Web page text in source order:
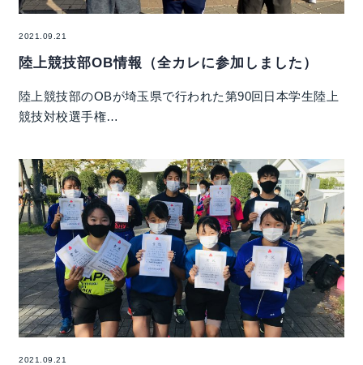
2021.09.21
陸上競技部OB情報（全カレに参加しました）
陸上競技部のOBが埼玉県で行われた第90回日本学生陸上
競技対校選手権…
2021.09.21